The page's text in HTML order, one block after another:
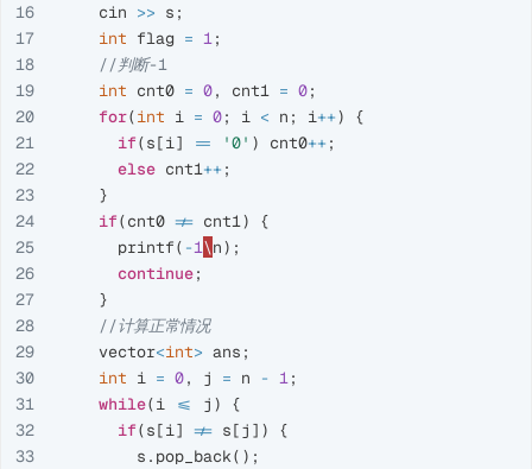
16
17
18
19
20
21
22
23
24
25
26
27
28
29
30
31
32
33
cin >> s ;
int flag = 1;
//判断-1
int cnt0 = 0, cnt1 = 0;
for(int i = 0; i < n ; i++)
{
if(s[i] == '0' ) cnt0++;
else cnt1++;
}
if(cnt0 != cnt1)
{
printf( -1\n);
continue;
}
//计算正常情况
vector<int> ans ;
int i = 0, j = n - 1;
while(i <= j )
{
if(s[i] != s[j ])
{
s . pop_back();